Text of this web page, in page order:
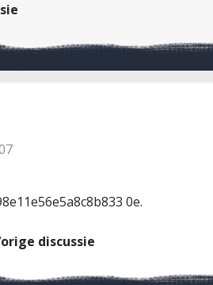
0e.
discussie